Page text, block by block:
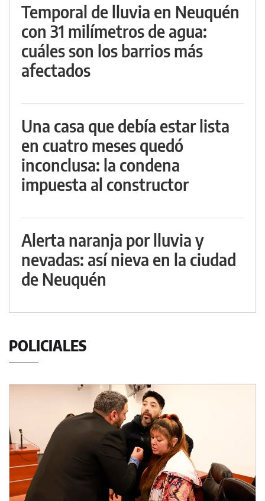
Temporal de lluvia en Neuquén
con 31 milímetros de agua:
cuáles son los barrios más
afectados
Una casa que debía estar lista
en cuatro meses quedó
inconclusa: la condena
impuesta al constructor
Alerta naranja por lluvia y
nevadas: así nieva en la ciudad
de Neuquén
POLICIALES